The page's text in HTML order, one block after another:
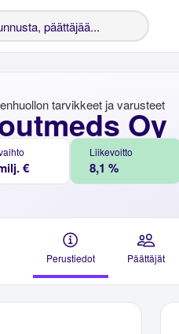
Oy
tarvikkeet ja varusteet
€
Liikevoitto
8,1 %
Perustiedot Päättäjät